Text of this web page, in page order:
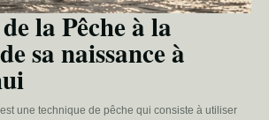
la Pêche à la
sa naissance à
une technique de pêche qui consiste à utiliser